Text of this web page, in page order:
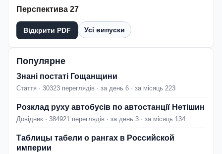
Перспектива 27
Відкрити PDF Усі випуски
Популярне
Знані постаті Гощанщини
Стаття · 30323 переглядів · за день 6 · за місяць 223
Розклад руху автобусів по автостанції Нетішин
Довідник · 384921 переглядів · за день 3 · за місяць 134
Таблицы табели о рангах в Российской
империи